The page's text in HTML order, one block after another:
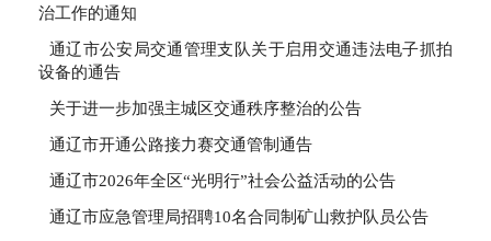
治工作的通知
通辽市公安局交通管理支队关于启用交通违法电子抓拍
设备的通告
关于进一步加强主城区交通秩序整治的公告
通辽市开通公路接力赛交通管制通告
通辽市2026年全区“光明行”社会公益活动的公告
通辽市应急管理局招聘10名合同制矿山救护队员公告